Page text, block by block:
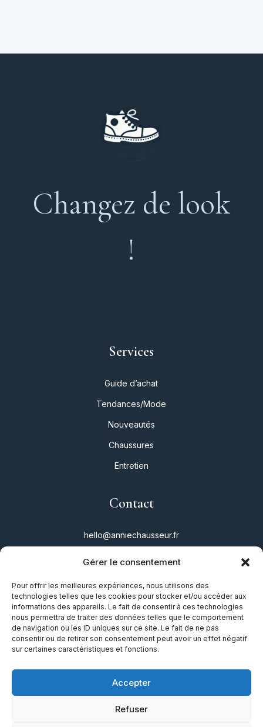
Gérer le consentement
Pour offrir les meilleures expériences, nous utilisons des
technologies telles que les cookies pour stocker et/ou accéder aux
informations des appareils. Le fait de consentir à ces technologies
nous permettra de traiter des données telles que le comportement
de navigation ou les ID uniques sur ce site. Le fait de ne pas
consentir ou de retirer son consentement peut avoir un effet négatif
sur certaines caractéristiques et fonctions.
Accepter
Refuser
Changez de look
!
Services
Guide d’achat
Tendances/Mode
Nouveautés
Chaussures
Entretien
Contact
hello@anniechausseur.fr
Instagram
Twitter
Facebook